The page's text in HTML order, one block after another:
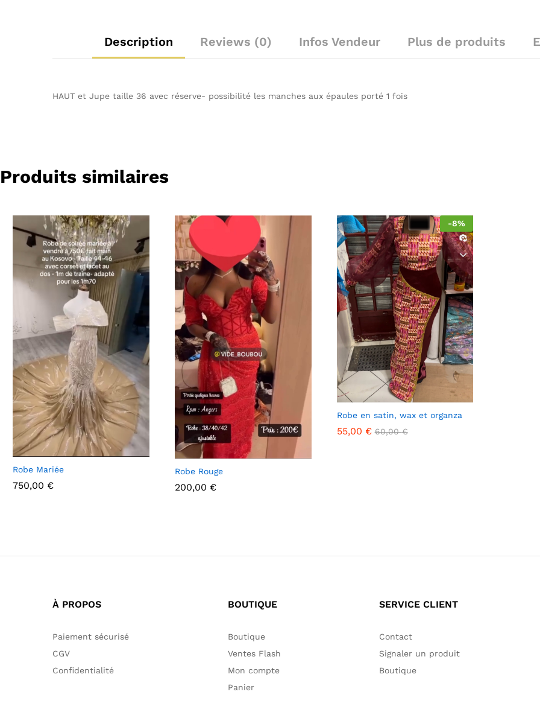
Description Reviews (0) Infos Vendeur Plus de produits
HAUT et Jupe taille 36 avec réserve- possibilité les manches aux épaules porté 1 fois
Produits similaires
Robe Mariée
750,00 €
Robe Rouge
200,00 €
-8%
Robe en satin, wax et organza
55,00 € 60,00€
À PROPOS
Paiement sécurisé
CGV
Confidentialité
BOUTIQUE
Boutique
Ventes Flash
Mon compte
Panier
SERVICE CLIENT
Contact
Signaler un produit
Boutique